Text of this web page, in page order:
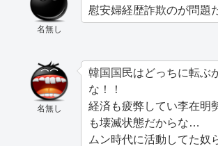
名無し
慰安婦経歴詐欺のが問題
名無し
韓国国民はどっちに転ぶ
な！！
経済も疲弊してい李在明
も壊滅状態だからな…
ムン時代に活動してた奴